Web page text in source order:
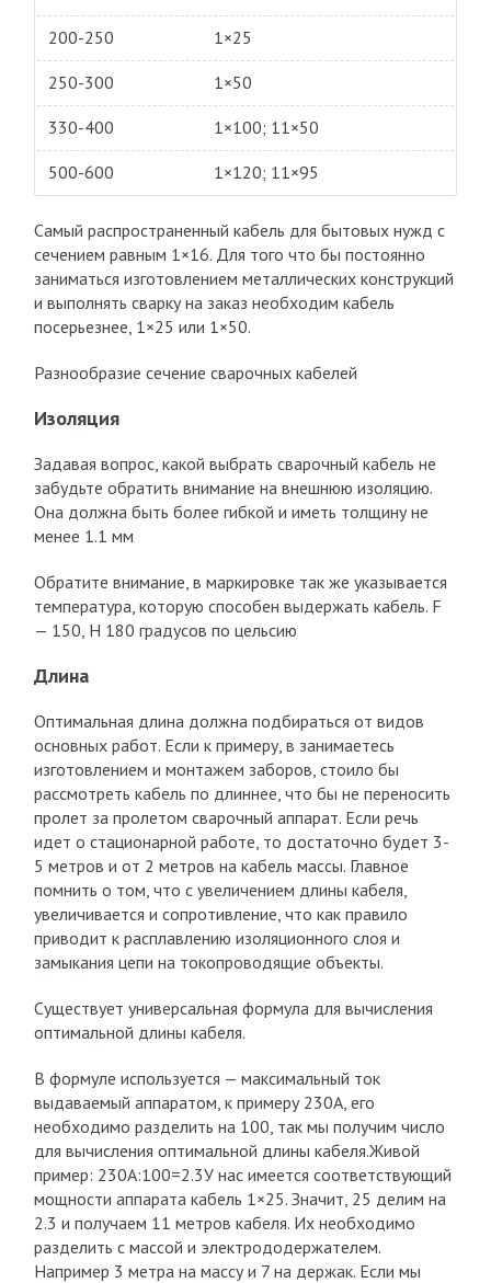
200-250 1×25
250-300 1×50
330-400 1×100; 11×50
500-600 1×120; 11×95
Самый распространенный кабель для бытовых нужд с
сечением равным 1×16. Для того что бы постоянно
заниматься изготовлением металлических конструкций
и выполнять сварку на заказ необходим кабель
посерьезнее, 1×25 или 1×50.
Разнообразие сечение сварочных кабелей
Изоляция
Задавая вопрос, какой выбрать сварочный кабель не
забудьте обратить внимание на внешнюю изоляцию.
Она должна быть более гибкой и иметь толщину не
менее 1.1 мм
Обратите внимание, в маркировке так же указывается
температура, которую способен выдержать кабель. F
— 150, H 180 градусов по цельсию
Длина
Оптимальная длина должна подбираться от видов
основных работ. Если к примеру, в занимаетесь
изготовлением и монтажем заборов, стоило бы
рассмотреть кабель по длиннее, что бы не переносить
пролет за пролетом сварочный аппарат. Если речь
идет о стационарной работе, то достаточно будет 3-
5 метров и от 2 метров на кабель массы. Главное
помнить о том, что с увеличением длины кабеля,
увеличивается и сопротивление, что как правило
приводит к расплавлению изоляционного слоя и
замыкания цепи на токопроводящие объекты.
Существует универсальная формула для вычисления
оптимальной длины кабеля.
В формуле используется — максимальный ток
выдаваемый аппаратом, к примеру 230А, его
необходимо разделить на 100, так мы получим число
для вычисления оптимальной длины кабеля.Живой
пример: 230А:100=2.3У нас имеется соответствующий
мощности аппарата кабель 1×25. Значит, 25 делим на
2.3 и получаем 11 метров кабеля. Их необходимо
разделить с массой и электрододержателем.
Например 3 метра на массу и 7 на держак. Если мы